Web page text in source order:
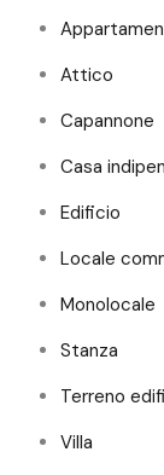
Attico
Capannone
Casa
Edificio
Locale
Monolocale
Stanza
Terreno
Villa